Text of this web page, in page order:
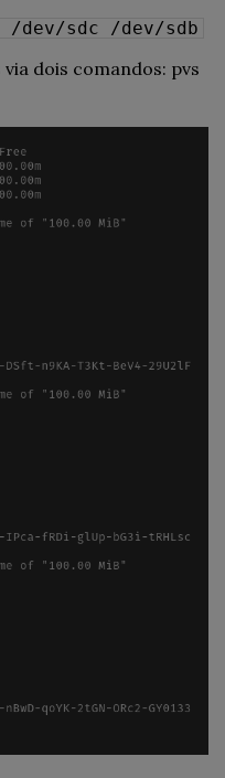
/dev/sdc /dev/sdb
via dois comandos: pvs